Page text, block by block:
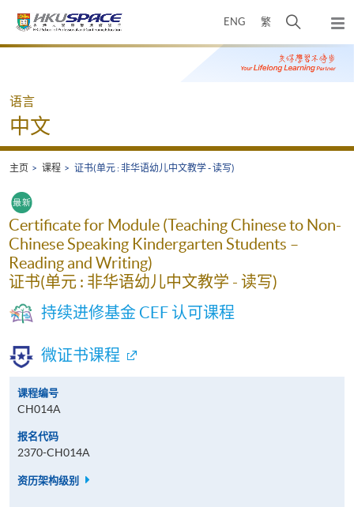
ENG 繁
开
搜
寻
弹
出
主
Main
语言
中文
主页 课程 证书(单元 : 非华语幼儿中文教学 - 读写)
Certificate for Module (Teaching Chinese to Non-
Chinese Speaking Kindergarten Students –
Reading and Writing)
证书(单元 : 非华语幼儿中文教学 - 读写)
持续进修基金 CEF 认可课程
微证书课程
课程编号
CH014A
报名代码
2370-CH014A
资历架构级别